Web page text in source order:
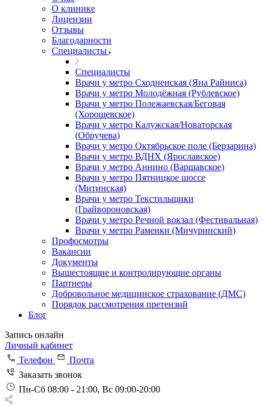
О клинике
Лицензии
Отзывы
Благодарности
Специалисты
Специалисты
Врачи у метро Сходненская (Яна Райниса)
Врачи у метро Молодёжная (Рублевское)
Врачи у метро Полежаевская/Беговая
(Хорошевское)
Врачи у метро Калужская/Новаторская
(Обручева)
Врачи у метро Октябрьское поле (Берзарина)
Врачи у метро ВДНХ (Ярославское)
Врачи у метро Аннино (Варшавское)
Врачи у метро Пятницкое шоссе
(Митинская)
Врачи у метро Текстильщики
(Грайвороновская)
Врачи у метро Речной вокзал (Фестивальная)
Врачи у метро Раменки (Мичуринский)
Профосмотры
Вакансии
Документы
Вышестоящие и контролирующие органы
Партнеры
Добровольное медицинское страхование (ДМС)
Порядок рассмотрения претензий
Блог
Запись онлайн
Личный кабинет
Телефон
Почта
Заказать звонок
Пн-Сб 08:00 - 21:00, Вс 09:00-20:00